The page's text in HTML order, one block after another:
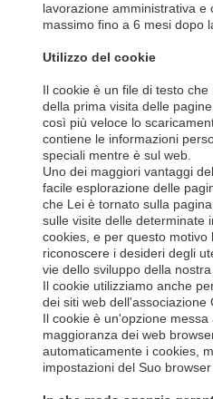
lavorazione amministrativa
massimo fino a 6 mesi dopo
Utilizzo del cookie
Il cookie è un file di testo
della prima visita delle
così più veloce lo
contiene le informazioni
speciali mentre è sul web.
Uno dei maggiori vantaggi
facile esplorazione delle
che Lei è tornato sulla
sulle visite delle determinate
cookies, e per questo
riconoscere i desideri degli
vie dello sviluppo della
Il cookie utilizziamo anche
dei siti web dell'associazione
Il cookie è un'opzione
maggioranza dei web
automaticamente i cookies,
impostazioni del Suo